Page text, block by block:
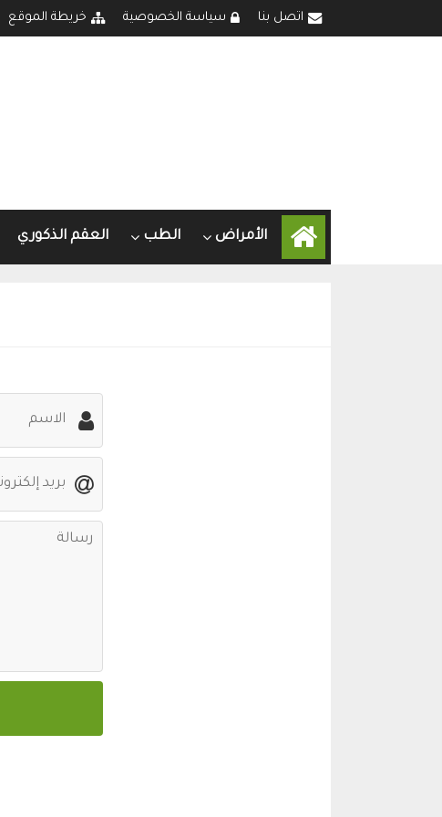
اتصل بنا سياسة الخصوصية خريطة الموقع
الأمراض الطب العقم الذكوري